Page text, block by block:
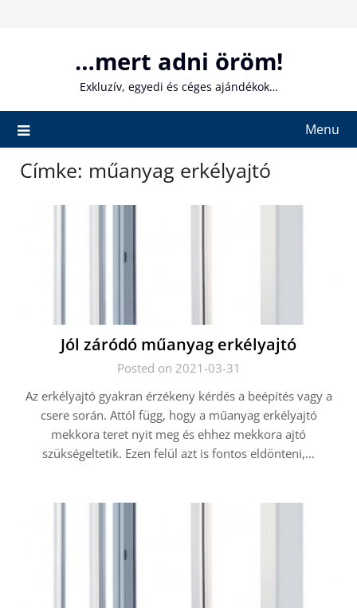
…mert adni öröm!
Exkluzív, egyedi és céges ajándékok…
Menu
Címke: műanyag erkélyajtó
Jól záródó műanyag erkélyajtó
Posted on 2021-03-31
Az erkélyajtó gyakran érzékeny kérdés a beépítés vagy a
csere során. Attól függ, hogy a műanyag erkélyajtó
mekkora teret nyit meg és ehhez mekkora ajtó
szükségeltetik. Ezen felül azt is fontos eldönteni,…